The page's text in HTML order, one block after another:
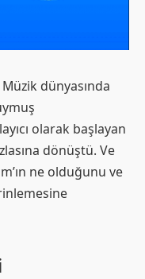
Müzik dünyasında
olarak başlayan
dönüştü. Ve
ne olduğunu ve